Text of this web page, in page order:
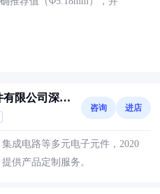
限公司深圳
咨询 进店
成电路等多元电子元件，2020
供产品定制服务。